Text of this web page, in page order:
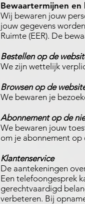
Bewaartermijnen en
Wij bewaren jouw
jouw gegevens
Ruimte (EER). De
Bestellen op de
We zijn wettelijk
Browsen op de
We bewaren je
Abonnement op de
We bewaren jouw
om je abonnement op
Klantenservice
De aantekeningen
Een telefoongesprek
gerechtvaardigd
verbeteren. Bij